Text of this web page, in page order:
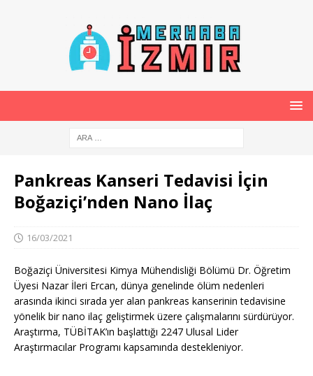
Pankreas Kanseri Tedavisi İçin
Boğaziçi’nden Nano İlaç
16/03/2021
Boğaziçi Üniversitesi Kimya Mühendisliği Bölümü Dr. Öğretim
Üyesi Nazar İleri Ercan, dünya genelinde ölüm nedenleri
arasında ikinci sırada yer alan pankreas kanserinin tedavisine
yönelik bir nano ilaç geliştirmek üzere çalışmalarını sürdürüyor.
Araştırma, TÜBİTAK’ın başlattığı 2247 Ulusal Lider
Araştırmacılar Programı kapsamında destekleniyor.